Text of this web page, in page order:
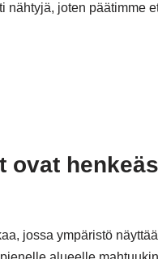
nähtyjä, joten päätimme
ovat
jossa ympäristö